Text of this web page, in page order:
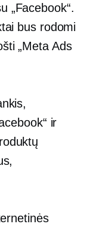
„Facebook“.
bus rodomi
„Meta Ads
ir